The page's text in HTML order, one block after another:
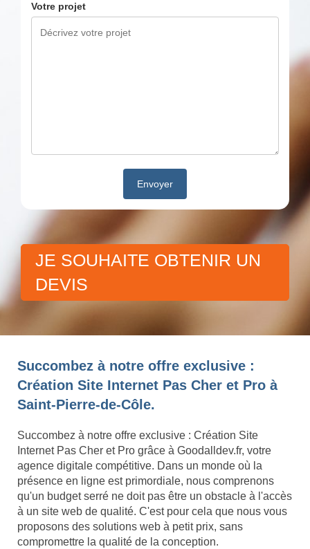
Votre projet
JE SOUHAITE OBTENIR UN
DEVIS
Succombez à notre offre exclusive :
Création Site Internet Pas Cher et Pro à
Saint-Pierre-de-Côle.
Succombez à notre offre exclusive : Création Site
Internet Pas Cher et Pro grâce à Goodalldev.fr, votre
agence digitale compétitive. Dans un monde où la
présence en ligne est primordiale, nous comprenons
qu'un budget serré ne doit pas être un obstacle à l'accès
à un site web de qualité. C'est pour cela que nous vous
proposons des solutions web à petit prix, sans
compromettre la qualité de la conception.